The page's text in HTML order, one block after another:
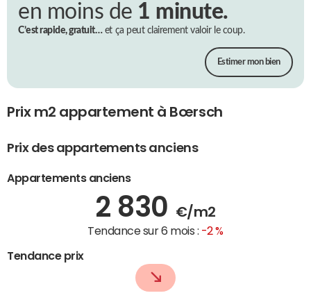
en moins de 1 minute.
C’est rapide, gratuit…et ça peut clairement valoir le coup.
Estimer mon bien
Prix m2 appartement à Bœrsch
Prix des appartements anciens
Appartements anciens
2 830 €/m2
Tendance sur 6 mois : -2 %
Tendance prix